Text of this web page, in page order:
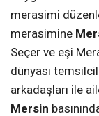
merasimi
merasimine
Seçer ve eşi
dünyası
arkadaşları ile
Mersin